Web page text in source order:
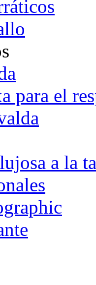
para el
a la